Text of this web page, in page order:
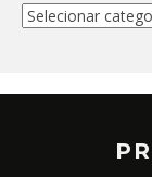
Categorias